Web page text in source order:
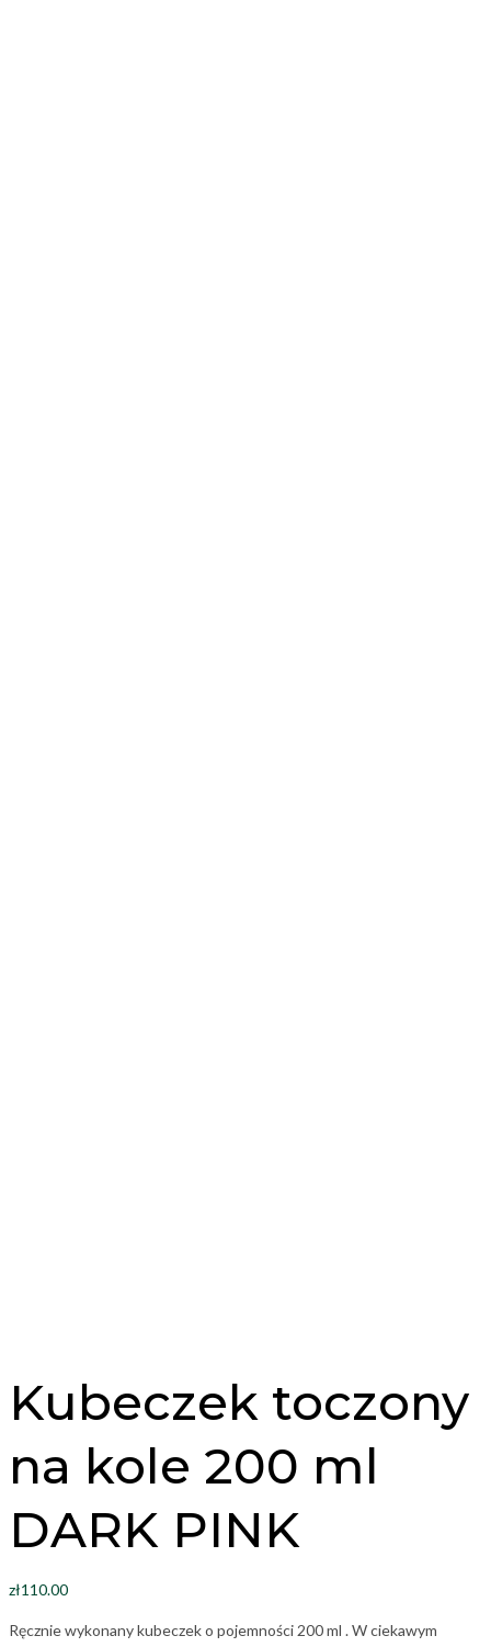
Kubeczek toczony
na kole 200 ml
DARK PINK
zł110.00
Ręcznie wykonany kubeczek o pojemności 200 ml . W ciekawym